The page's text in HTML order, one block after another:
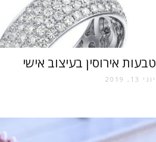
טבעות אירוסין בעיצוב אישי
יוני 13, 2019